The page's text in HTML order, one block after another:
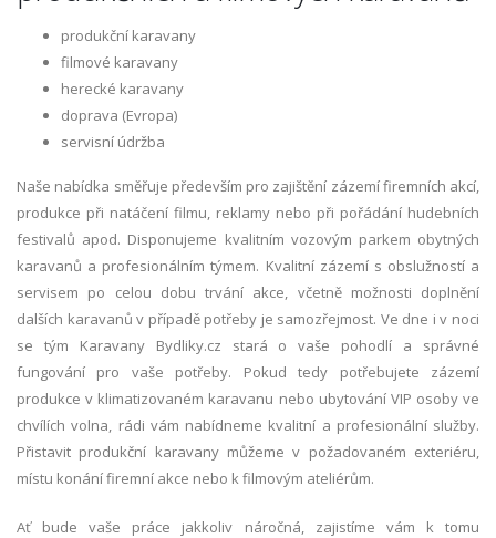
produkční karavany
filmové karavany
herecké karavany
doprava (Evropa)
servisní údržba
Naše nabídka směřuje především pro zajištění zázemí firemních akcí,
produkce při natáčení filmu, reklamy nebo při pořádání hudebních
festivalů apod. Disponujeme kvalitním vozovým parkem obytných
karavanů a profesionálním týmem. Kvalitní zázemí s obslužností a
servisem po celou dobu trvání akce, včetně možnosti doplnění
dalších karavanů v případě potřeby je samozřejmost. Ve dne i v noci
se tým Karavany Bydliky.cz stará o vaše pohodlí a správné
fungování pro vaše potřeby. Pokud tedy potřebujete zázemí
produkce v klimatizovaném karavanu nebo ubytování VIP osoby ve
chvílích volna, rádi vám nabídneme kvalitní a profesionální služby.
Přistavit produkční karavany můžeme v požadovaném exteriéru,
místu konání firemní akce nebo k filmovým ateliérům.
Ať bude vaše práce jakkoliv náročná, zajistíme vám k tomu